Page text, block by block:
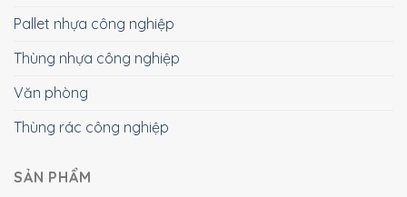
Pallet nhựa công nghiệp
Thùng nhựa công nghiệp
Văn phòng
Thùng rác công nghiệp
SẢN PHẨM